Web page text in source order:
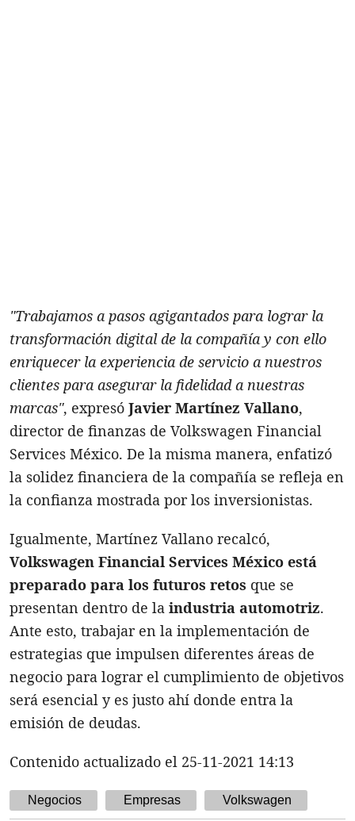
"Trabajamos a pasos agigantados para lograr la
transformación digital de la compañía y con ello
enriquecer la experiencia de servicio a nuestros
clientes para asegurar la fidelidad a nuestras
marcas", expresó Javier Martínez Vallano,
director de finanzas de Volkswagen Financial
Services México. De la misma manera, enfatizó
la solidez financiera de la compañía se refleja en
la confianza mostrada por los inversionistas.
Igualmente, Martínez Vallano recalcó,
Volkswagen Financial Services México está
preparado para los futuros retos que se
presentan dentro de la industria automotriz.
Ante esto, trabajar en la implementación de
estrategias que impulsen diferentes áreas de
negocio para lograr el cumplimiento de objetivos
será esencial y es justo ahí donde entra la
emisión de deudas.
Contenido actualizado el 25-11-2021 14:13
Negocios Empresas Volkswagen